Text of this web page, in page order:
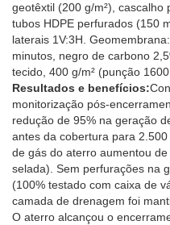
geotêxtil (200 g/m²),
tubos HDPE perfurados (150
laterais 1V:3H.
minutos, negro de carbono
tecido, 400 g/m² (punção
Resultados e benefícios:
monitorização pós-
redução de 95% na geração
antes da cobertura para
de gás do aterro aumentou
selada). Sem perfurações na
(100% testado com caixa de
camada de drenagem foi
O aterro alcançou o